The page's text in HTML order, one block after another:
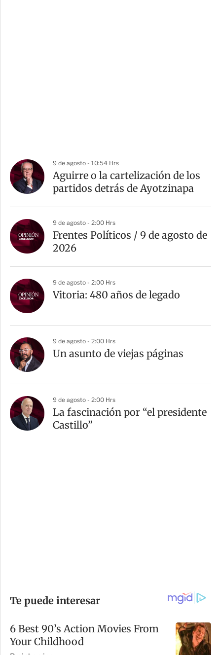
9 de agosto - 10:54 Hrs
Aguirre o la cartelización de los
partidos detrás de Ayotzinapa
9 de agosto - 2:00 Hrs
Frentes Políticos / 9 de agosto de
2026
9 de agosto - 2:00 Hrs
Vitoria: 480 años de legado
9 de agosto - 2:00 Hrs
Un asunto de viejas páginas
9 de agosto - 2:00 Hrs
La fascinación por “el presidente
Castillo”